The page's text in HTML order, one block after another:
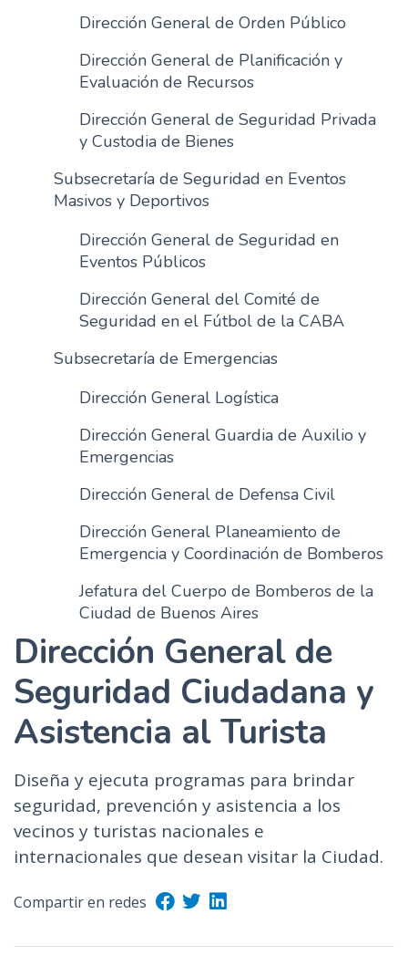
Dirección General de Orden Público
Dirección General de Planificación y
Evaluación de Recursos
Dirección General de Seguridad Privada
y Custodia de Bienes
Subsecretaría de Seguridad en Eventos
Masivos y Deportivos
Dirección General de Seguridad en
Eventos Públicos
Dirección General del Comité de
Seguridad en el Fútbol de la CABA
Subsecretaría de Emergencias
Dirección General Logística
Dirección General Guardia de Auxilio y
Emergencias
Dirección General de Defensa Civil
Dirección General Planeamiento de
Emergencia y Coordinación de Bomberos
Jefatura del Cuerpo de Bomberos de la
Ciudad de Buenos Aires
Dirección General de
Seguridad Ciudadana y
Asistencia al Turista
Diseña y ejecuta programas para brindar
seguridad, prevención y asistencia a los
vecinos y turistas nacionales e
internacionales que desean visitar la Ciudad.
Compartir en redes